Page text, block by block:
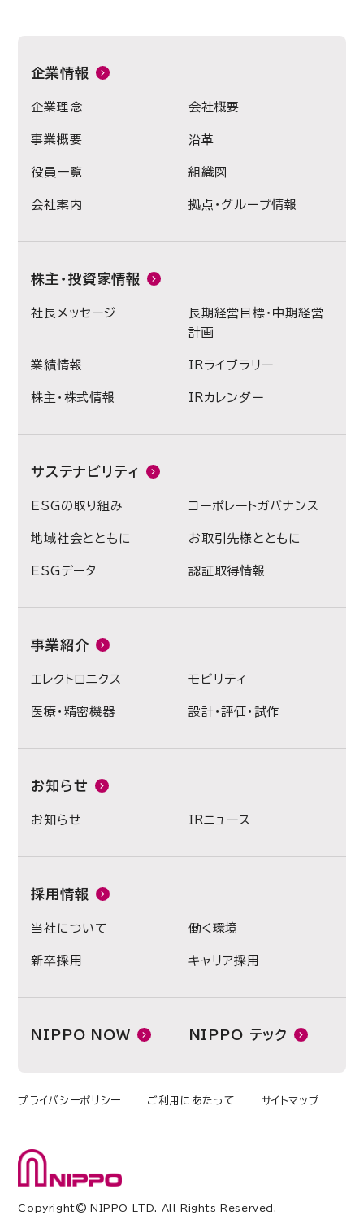
企業情報
企業理念 会社概要
事業概要 沿革
役員一覧 組織図
会社案内 拠点・グループ情報
株主・投資家情報
社長メッセージ
長期経営目標・中期経営
計画
業績情報 IRライブラリー
株主・株式情報 IRカレンダー
サステナビリティ
ESGの取り組み コーポレートガバナンス
地域社会とともに お取引先様とともに
ESGデータ 認証取得情報
事業紹介
エレクトロニクス モビリティ
医療・精密機器 設計・評価・試作
お知らせ
お知らせ IRニュース
採用情報
当社について 働く環境
新卒採用 キャリア採用
NIPPO NOW NIPPO テック
プライバシーポリシー ご利用にあたって サイトマップ
Copyright© NIPPO LTD. All Rights Reserved.